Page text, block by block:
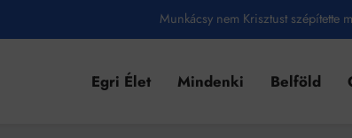
Munkácsy nem Krisztust szépítette
Amikor a Tetris
Egri Élet Mindenki Belföld